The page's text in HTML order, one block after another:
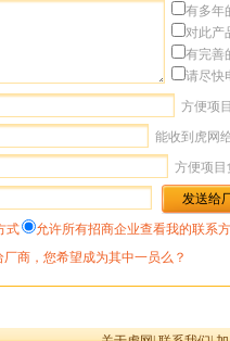
有多年
对此产
有完善
请尽快
方便项
能收到虎网
方便项目
式
允许所有招商企业查看我的联系
商，您希望成为其中一员么？